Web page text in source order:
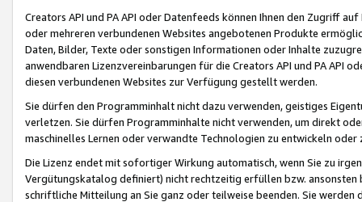
Creators API und PA API oder Datenfeeds können Ihnen den Zugriff
oder mehreren verbundenen Websites angebotenen Produkte
Daten, Bilder, Texte oder sonstigen Informationen oder Inhalte
anwendbaren Lizenzvereinbarungen für die Creators API und PA API
diesen verbundenen Websites zur Verfügung gestellt werden.
Sie dürfen den Programminhalt nicht dazu verwenden, geistiges
verletzen. Sie dürfen Programminhalte nicht verwenden, um direkt
maschinelles Lernen oder verwandte Technologien zu entwickeln
Die Lizenz endet mit sofortiger Wirkung automatisch, wenn Sie zu
Vergütungskatalog definiert) nicht rechtzeitig erfüllen bzw. ansonsten
schriftliche Mitteilung an Sie ganz oder teilweise beenden. Sie werden